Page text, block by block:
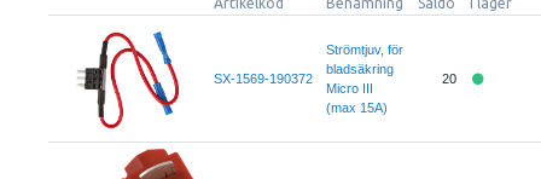
SX-1569-190372
Strömtjuv, för
bladsäkring
Micro III
(max 15A)
20